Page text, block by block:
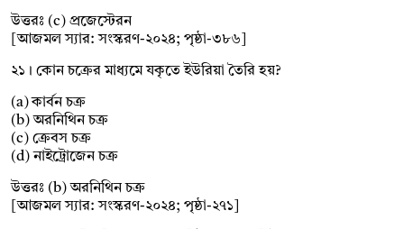
উত্তরঃ (c) প্রজেস্টেরন
[আজমল স্যার: সংস্করণ-২০২৪; পৃষ্ঠা-৩৮৬]
২১। কোন চক্রের মাধ্যমে যকৃতে ইউরিয়া তৈরি হয়?
(a) কার্বন চক্র
(b) অরনিথিন চক্র
(c) ক্রেবস চক্র
(d) নাইট্রোজেন চক্র
উত্তরঃ (b) অরনিথিন চক্র
[আজমল স্যার: সংস্করণ-২০২৪; পৃষ্ঠা-২৭১]